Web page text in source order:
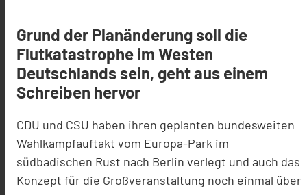
Grund der Planänderung soll die
Flutkatastrophe im Westen
Deutschlands sein, geht aus einem
Schreiben hervor
CDU und CSU haben ihren geplanten bundesweiten
Wahlkampfauftakt vom Europa-Park im
südbadischen Rust nach Berlin verlegt und auch das
Konzept für die Großveranstaltung noch einmal über